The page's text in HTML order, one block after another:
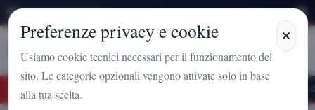
Domenica 9 Agosto 2026
StampaCampania
Nazionale a Caserta: l'uomo che sta costruendo il radicamento del
Preferenze privacy e cookie
Usiamo cookie tecnici necessari per il funzionamento del
sito. Le categorie opzionali vengono attivate solo in base
alla tua scelta.